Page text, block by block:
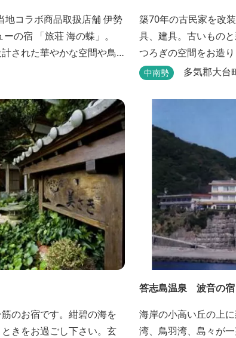
ラボ商品取扱店舗 伊勢
の宿 「旅荘 海の蝶」。
された華やかな空間や鳥
美味とおもてなしをお約
築70年の古民家を改
具、建具。古いもの
つろぎの空間をお造
のんびりした時間、
20：00の間にお願い
（定員５名） 一...
中南勢 多気郡大台
のお宿です。紺碧の海を
きをお過ごし下さい。玄
答志島温泉 波音の
海岸の小高い丘の上
湾、鳥羽湾、島々が